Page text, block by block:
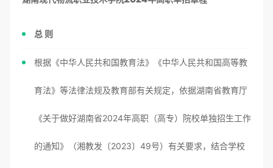
总 则
根据《中华人民共和国教育法》《中华人民共和国高等教
育法》等法律法规及教育部有关规定，依据湖南省教育厅
《关于做好湖南省2024年高职（高专）院校单独招生工作
的通知》（湘教发〔2023〕49号）有关要求，结合学校